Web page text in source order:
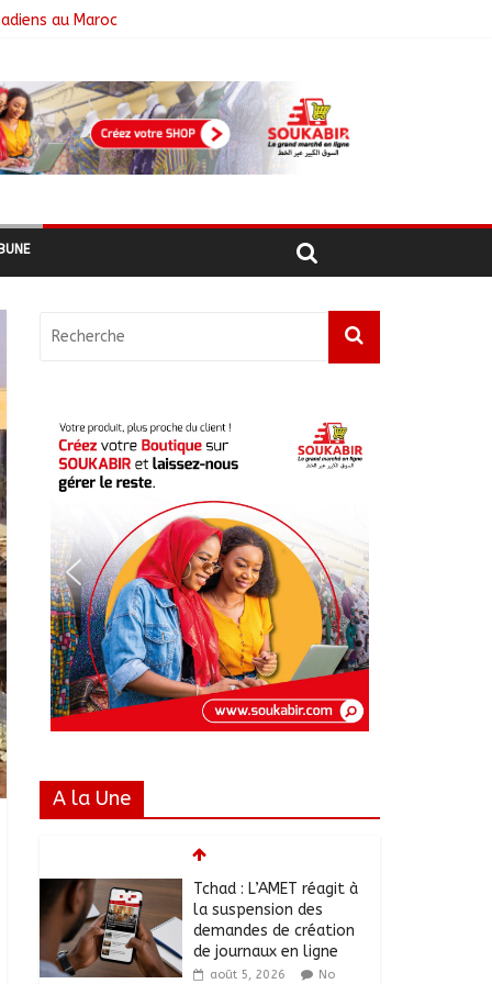
au Maroc
A la Une
Tchad : L’AMET réagit à
la suspension des
demandes de création
de journaux en ligne
août 5, 2026
No